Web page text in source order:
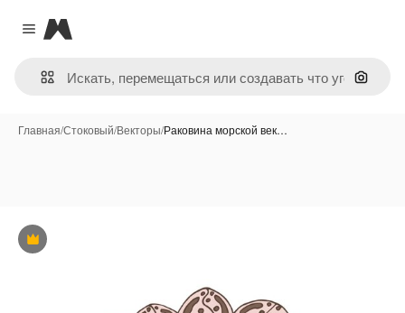
Close menu
Magnific
Поиск
Главная/Стоковый/Векторы/Раковина морской век…
Премиум